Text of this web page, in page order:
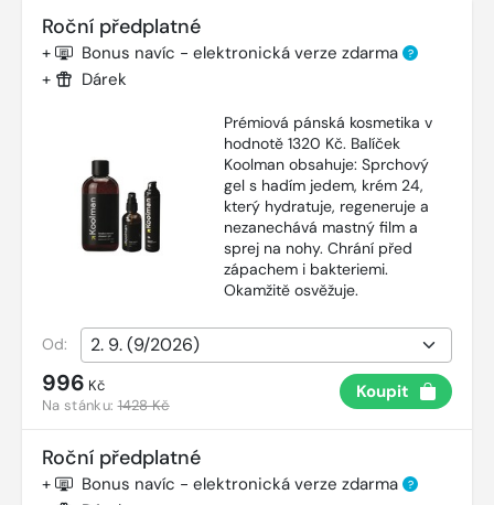
Roční předplatné
+ Bonus navíc - elektronická verze zdarma ?
+ Dárek
Prémiová pánská kosmetika v
hodnotě 1320 Kč. Balíček
Koolman obsahuje: Sprchový
gel s hadím jedem, krém 24,
který hydratuje, regeneruje a
nezanechává mastný film a
sprej na nohy. Chrání před
zápachem i bakteriemi.
Okamžitě osvěžuje.
Od:
996 Kč
Na stánku:1428 Kč
Koupit
Roční předplatné
+ Bonus navíc - elektronická verze zdarma ?